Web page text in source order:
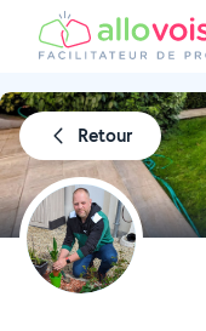
Retour